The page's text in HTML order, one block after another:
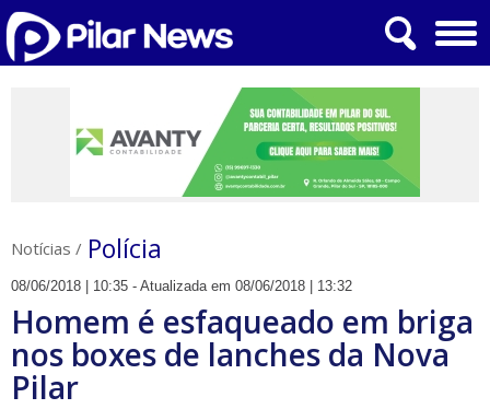
Notícias / Polícia
08/06/2018 | 10:35 - Atualizada em 08/06/2018 | 13:32
Homem é esfaqueado em briga
nos boxes de lanches da Nova
Pilar